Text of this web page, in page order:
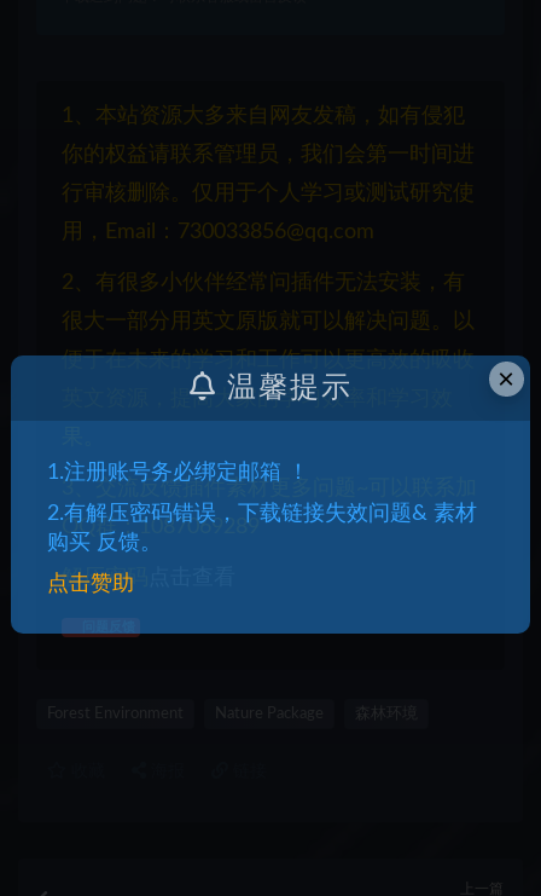
1、本站资源大多来自网友发稿，如有侵犯
你的权益请联系管理员，我们会第一时间进
行审核删除。仅用于个人学习或测试研究使
用，Email：730033856@qq.com
2、有很多小伙伴经常问插件无法安装，有
很大一部分用英文原版就可以解决问题。以
便于在未来的学习和工作可以更高效的吸收
英文资源，提高大家的学习效率和学习效
3、交流反馈插件素材更多问题~可以联系加
QQ群：1087069289
解压密码
Nature Package
上一篇
×
温馨提示
1.注册账号务必绑定邮箱 ！
2.有解压密码错误，下载链接失效问题& 素材
购买 反馈。
点击赞助